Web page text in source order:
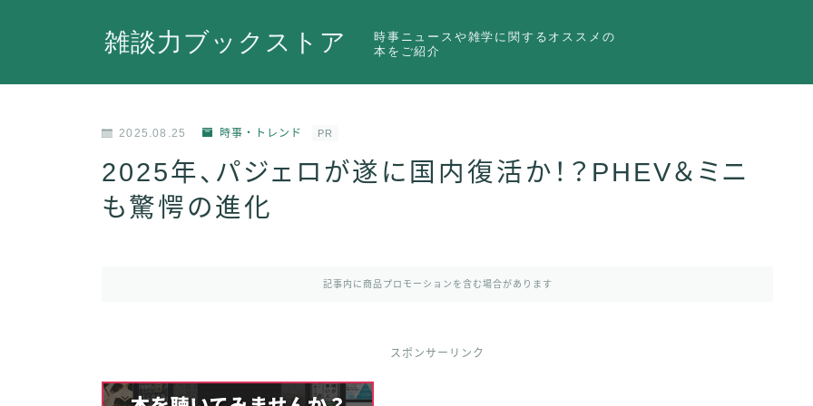
雑談力ブックストア
時事ニュースや雑学に関するオススメの
本をご紹介
2025.08.25 時事・トレンド PR
2025年、パジェロが遂に国内復活か！？PHEV＆ミニ
も驚愕の進化
記事内に商品プロモーションを含む場合があります
スポンサーリンク